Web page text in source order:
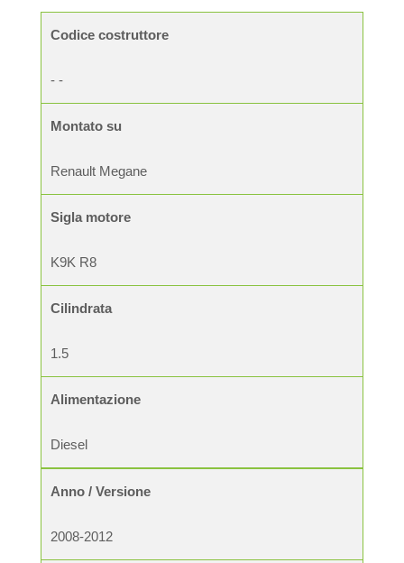
Codice costruttore
- -
Montato su
Renault Megane
Sigla motore
K9K R8
Cilindrata
1.5
Alimentazione
Diesel
Anno / Versione
2008-2012